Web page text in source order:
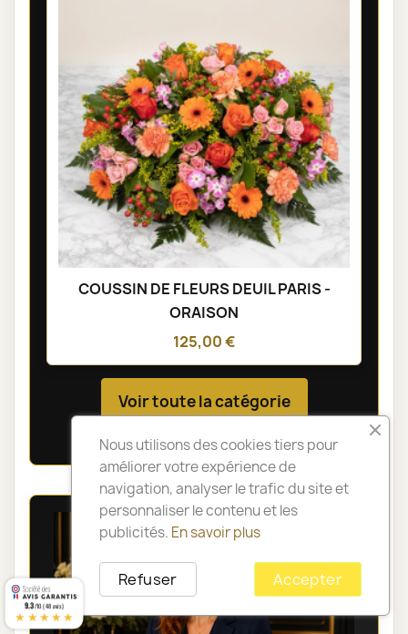
COUSSIN DE FLEURS DEUIL PARIS -
ORAISON
125,00 €
Voir toute la catégorie
Nous utilisons des cookies tiers pour
améliorer votre expérience de
navigation, analyser le trafic du site et
personnaliser le contenu et les
publicités. En savoir plus
Accepter
Refuser
9.3/10 (48 avis)
★★★★★